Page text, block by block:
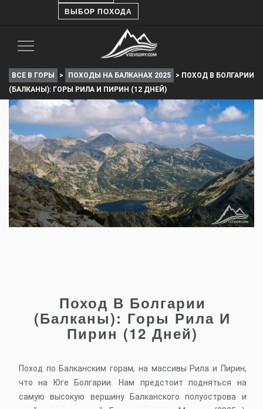
ВЫБОР ПОХОДА
Toggle
ВСЕ В ГОРЫ > ПОХОДЫ НА БАЛКАНАХ 2025 > ПОХОД В БОЛГАРИИ
(БАЛКАНЫ): ГОРЫ РИЛА И ПИРИН (12 ДНЕЙ)
Поход В Болгарии
(Балканы): Горы Рила И
Пирин (12 Дней)
Поход по Балканским горам, на массивы Рила и Пирин,
что на Юге Болгарии. Нам предстоит подняться на
самую высокую вершину Балканского полуострова и